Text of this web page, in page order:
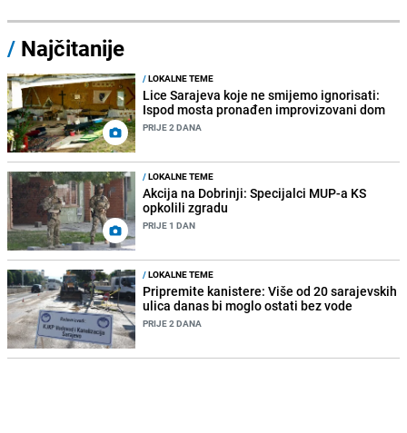
/ Najčitanije
/LOKALNE TEME
Lice Sarajeva koje ne smijemo ignorisati:
Ispod mosta pronađen improvizovani dom
PRIJE 2 DANA
/LOKALNE TEME
Akcija na Dobrinji: Specijalci MUP-a KS
opkolili zgradu
PRIJE 1 DAN
/LOKALNE TEME
Pripremite kanistere: Više od 20 sarajevskih
ulica danas bi moglo ostati bez vode
PRIJE 2 DANA